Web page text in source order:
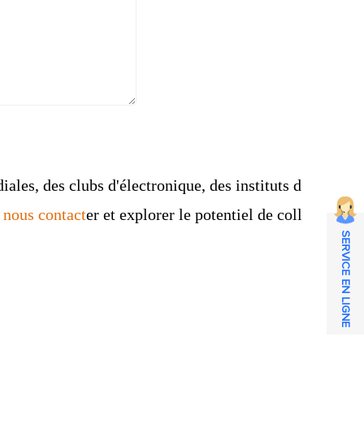
des clubs d'électronique, des instituts d
contacter et explorer le potentiel de coll
SERVICE EN LIGNE